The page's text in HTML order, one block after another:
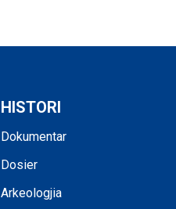
HISTORI
Dokumentar
Dosier
Arkeologjia